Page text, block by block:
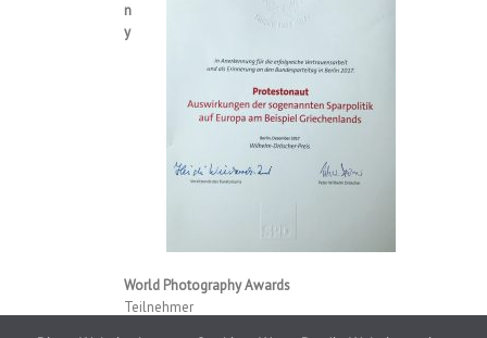
n
y
World Photography Awards
Teilnehmer